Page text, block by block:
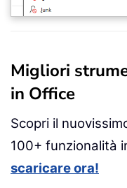
Migliori
in Office
Scopri il
100+ funzionalità
scaricare ora!